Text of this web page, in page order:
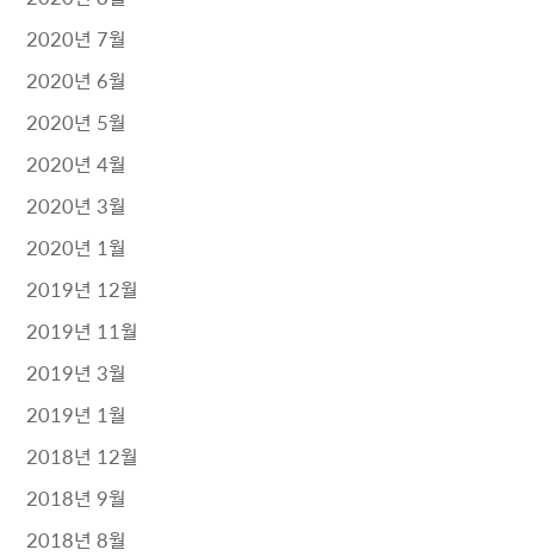
2020년 7월
2020년 6월
2020년 5월
2020년 4월
2020년 3월
2020년 1월
2019년 12월
2019년 11월
2019년 3월
2019년 1월
2018년 12월
2018년 9월
2018년 8월